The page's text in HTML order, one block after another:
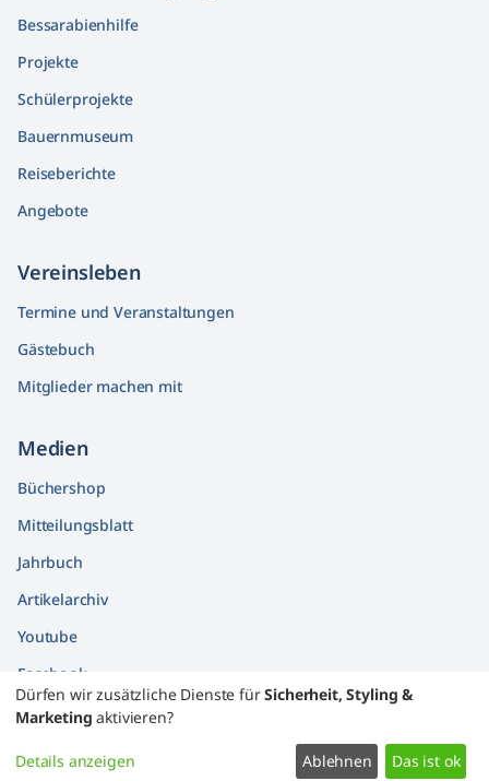
Bessarabienhilfe
Projekte
Schülerprojekte
Bauernmuseum
Reiseberichte
Angebote
Vereinsleben
Termine und Veranstaltungen
Gästebuch
Mitglieder machen mit
Medien
Büchershop
Mitteilungsblatt
Jahrbuch
Artikelarchiv
Youtube
Facebook
Findbücher
Widerrufsformular
Dürfen wir zusätzliche Dienste fürSicherheit, Styling &
Marketing aktivieren?
Details anzeigen Ablehnen Das ist ok